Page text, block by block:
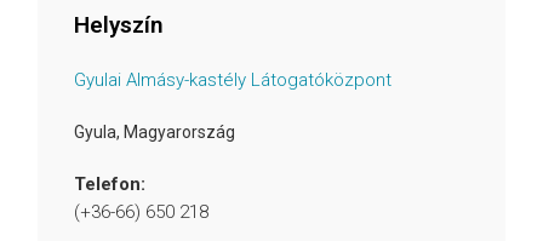
Helyszín
Gyulai Almásy-kastély Látogatóközpont
Gyula, Magyarország
Telefon:
(+36-66) 650 218